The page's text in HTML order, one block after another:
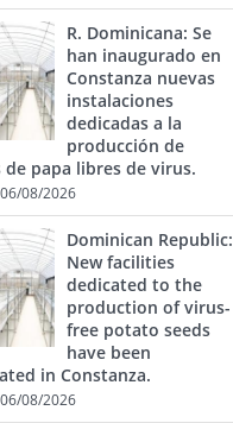
R. Dominicana: Se
han inaugurado en
Constanza nuevas
instalaciones
dedicadas a la
producción de
de papa libres de virus.
06/08/2026
Dominican Republic:
New facilities
dedicated to the
production of virus-
free potato seeds
have been
in Constanza.
06/08/2026